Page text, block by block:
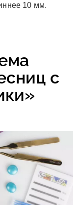
10 мм.
с